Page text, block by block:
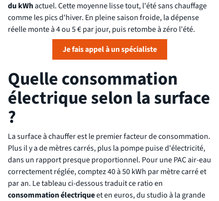
du kWhactuel. Cette moyenne lisse tout, l'été sans chauffage
comme les pics d'hiver. En pleine saison froide, la dépense
réelle monte à 4 ou 5 € par jour, puis retombe à zéro l'été.
Je fais appel à un spécialiste
Quelle consommation
électrique selon la surface
?
La surface à chauffer est le premier facteur de consommation.
Plus il y a de mètres carrés, plus la pompe puise d'électricité,
dans un rapport presque proportionnel. Pour une PAC air-eau
correctement réglée, comptez 40 à 50 kWh par mètre carré et
par an. Le tableau ci-dessous traduit ce ratio en
consommation électriqueet en euros, du studio à la grande